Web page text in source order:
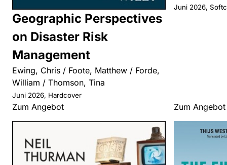
Geographic Perspectives
on Disaster Risk
Management
Ewing, Chris / Foote, Matthew / Forde,
William / Thomson, Tina
Juni 2026, Hardcover
Zum Angebot
Juni 2026,
Zum Angebot